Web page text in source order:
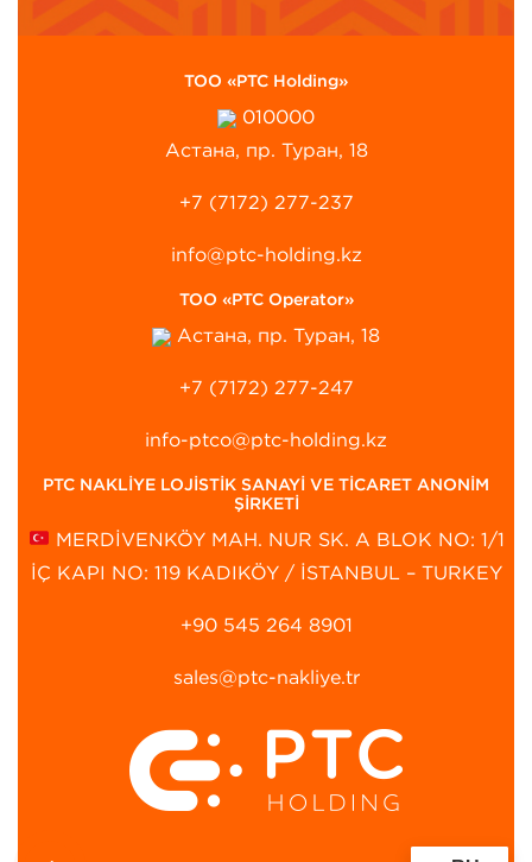
ТОО «PTC Holding»
010000
Астана, пр. Туран, 18
+7 (7172) 277-237
info@ptc-holding.kz
ТОО «PTC Operator»
Астана, пр. Туран, 18
+7 (7172) 277-247
info-ptco@ptc-holding.kz
PTC NAKLİYE LOJİSTİK SANAYİ VE TİCARET ANONİM
ŞİRKETİ
MERDİVENKÖY MAH. NUR SK. A BLOK NO: 1/1
İÇ KAPI NO: 119 KADIKÖY / İSTANBUL – TURKEY
+90 545 264 8901‬
sales@ptc-nakliye.tr